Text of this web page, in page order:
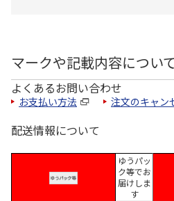
マークや記載内容につい
よくあるお問い合わせ
お支払い方法 注文のキャン
配送情報について
ゆうパッ
ク等でお
届けしま
す